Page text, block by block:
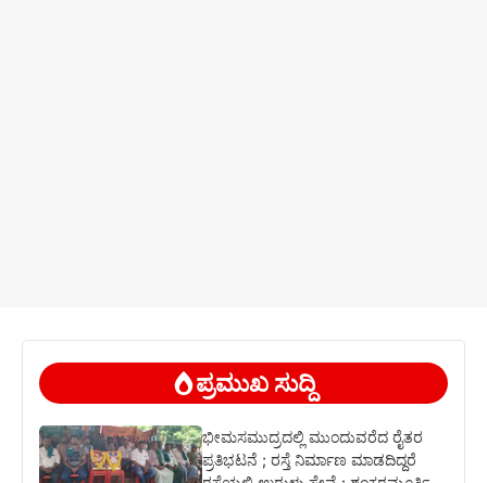
ಪ್ರಮುಖ ಸುದ್ದಿ
ಭೀಮಸಮುದ್ರದಲ್ಲಿ ಮುಂದುವರೆದ ರೈತರ
ಪ್ರತಿಭಟನೆ ; ರಸ್ತೆ ನಿರ್ಮಾಣ ಮಾಡದಿದ್ದರೆ